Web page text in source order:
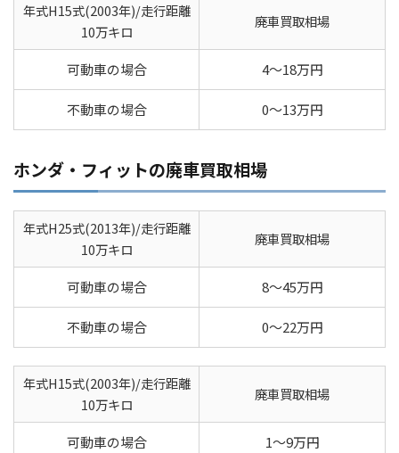
年式H15式(2003年)/走行距離
10万キロ
廃車買取相場
可動車の場合 4～18万円
不動車の場合 0～13万円
ホンダ・フィットの廃車買取相場
年式H25式(2013年)/走行距離
10万キロ
廃車買取相場
可動車の場合 8～45万円
不動車の場合 0～22万円
年式H15式(2003年)/走行距離
10万キロ
廃車買取相場
可動車の場合 1～9万円